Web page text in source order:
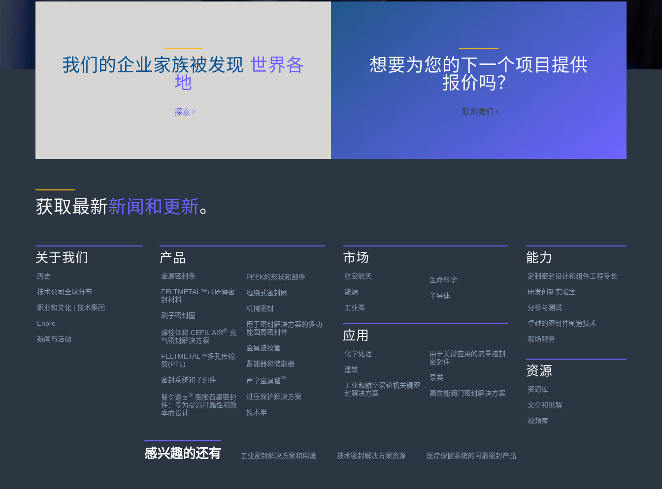
我们的企业家族被发现 世界各
地
探索
想要为您的下一个项目提供
报价吗？
联系我们
获取最新新闻和更新。
关于我们
历史
技术公司全球分布
职业和文化 | 技术集团
Enpro
新闻与活动
产品
金属密封条
FELTMETAL™可研磨密
封材料
刷子密封圈
弹性体和 CEFIL'AIR® 充
气密封解决方案
FELTMETAL™多孔传输
层(PTL)
密封系统和子组件
鬘ケ逶ョ ® 膨胀石墨密封
件：专为提高可靠性和效
率而设计
PEEK的形状和部件
缠绕式密封圈
机械密封
用于密封解决方案的多功
能圆周密封件
金属波纹管
蓄能器和储能器
声学金属毡™
过压保护解决方案
技术半
市场
航空航天
能源
工业类
生命科学
半导体
应用
化学处理
建筑
工业和航空涡轮机关键密
封解决方案
用于关键应用的流量控制
密封件
泵类
高性能阀门密封解决方案
能力
定制密封设计和组件工程专长
研发创新实验室
分析与测试
卓越的密封件制造技术
现场服务
资源
资源库
文章和见解
视频库
感兴趣的还有 工业密封解决方案和用途 技术密封解决方案资源 医疗保健系统的可靠密封产品